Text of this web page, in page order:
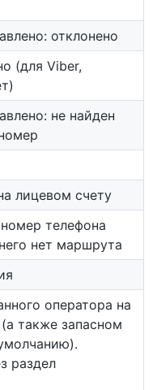
отклонено
(для Viber,
не найден
лицевом счету
телефона
нет маршрута
оператора на
также запасном
раздел